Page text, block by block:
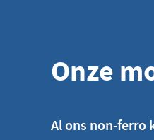
Onze
Al ons non-ferro